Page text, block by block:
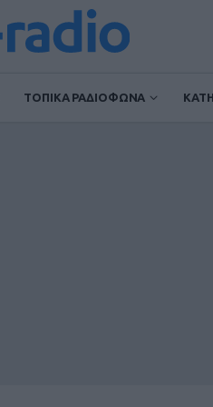
ΤΟΠΙΚΑ ΡΑΔΙΟΦΩΝΑ